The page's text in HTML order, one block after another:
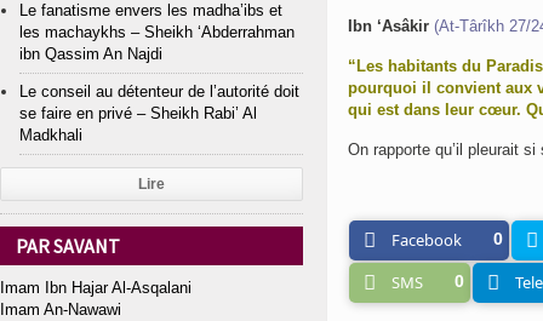
Ibn ‘Asâkir (At-Târîkh 27/
“Les habitants du
pourquoi il convient aux
qui est dans leur cœur.
On rapporte qu’il pleurait
Facebook 0
SMS 0
Le fanatisme envers les madha’ibs et
les machaykhs – Sheikh ‘Abderrahman
ibn Qassim An Najdi
Le conseil au détenteur de l’autorité doit
se faire en privé – Sheikh Rabi’ Al
Madkhali
Lire
PAR SAVANT
Imam Ibn Hajar Al-Asqalani
Imam An-Nawawi